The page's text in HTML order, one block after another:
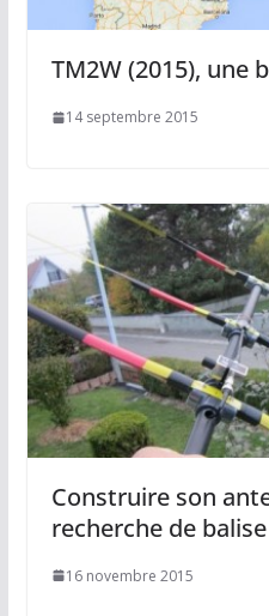
TM2W (2015), une
14 septembre 2015
Construire son
recherche de balise
16 novembre 2015